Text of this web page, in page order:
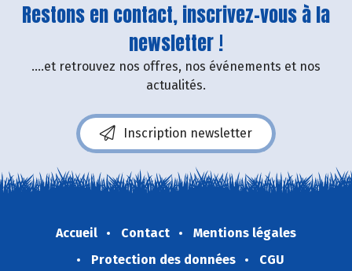
Restons en contact, inscrivez-vous à la
newsletter !
....et retrouvez nos offres, nos événements et nos
actualités.
Inscription newsletter
Accueil Contact
Mentions légales
Protection des données
CGU